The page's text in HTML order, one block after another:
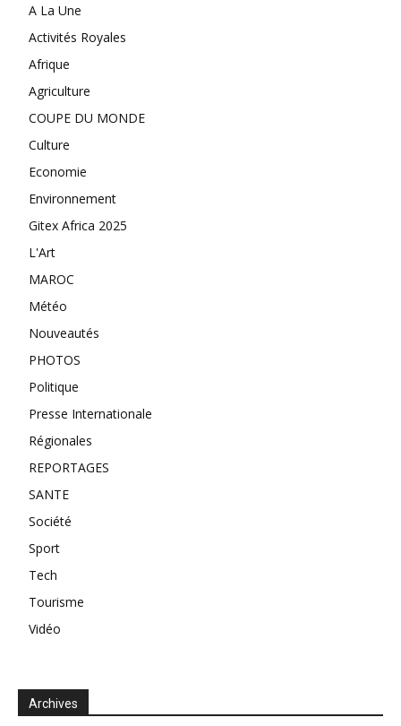
A La Une
Activités Royales
Afrique
Agriculture
COUPE DU MONDE
Culture
Economie
Environnement
Gitex Africa 2025
L'Art
MAROC
Météo
Nouveautés
PHOTOS
Politique
Presse Internationale
Régionales
REPORTAGES
SANTE
Société
Sport
Tech
Tourisme
Vidéo
Archives